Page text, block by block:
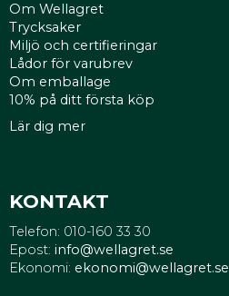
Om Wellagret
Trycksaker
Miljö och certifieringar
Lådor för varubrev
Om emballage
10% på ditt första köp
Lär dig mer
KONTAKT
Telefon: 010-160 33 30
Epost: info@wellagret.se
Ekonomi: ekonomi@wellagret.se